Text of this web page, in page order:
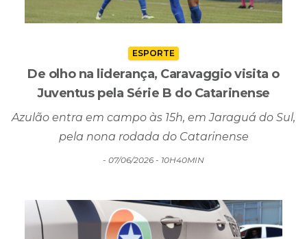
ESPORTE
Juventus pela Série B do Catarinense
Azulão entra em campo às 15h, em Jaraguá do Sul,
pela nona rodada do Catarinense
- 07/06/2026 - 10H40MIN